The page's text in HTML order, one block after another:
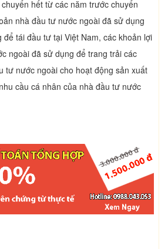
hết từ các năm trước chuyển
nhà đầu tư nước ngoài đã sử dụng
để tái đầu tư tại Việt Nam, các khoản lợi
ngoài đã sử dụng để trang trải các
tư nước ngoài cho hoạt động sản xuất
cầu cá nhân của nhà đầu tư nước